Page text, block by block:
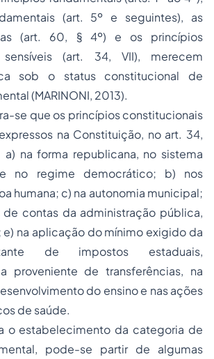
(art. 5º e seguintes), as
(art. 60, § 4º) e os princípios
sensíveis (art. 34, VII), merecem
sob o status constitucional de
(MARINONI, 2013).
se que os princípios constitucionais
na Constituição, no art. 34,
a) na forma republicana, no sistema
e no regime democrático; b) nos
humana; c) na autonomia municipal;
contas da administração pública,
na aplicação do mínimo exigido da
de impostos estaduais,
proveniente de transferências, na
do ensino e nas ações
de saúde.
o estabelecimento da categoria de
pode-se partir de algumas